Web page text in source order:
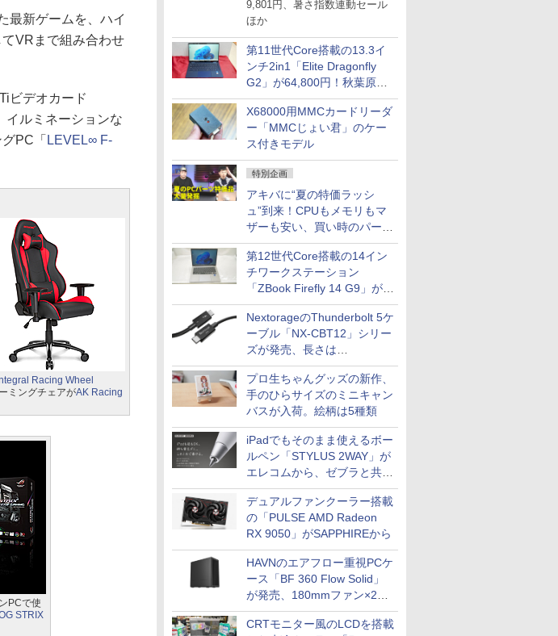
9,801円、暑さ指数連動セール
ほか
第11世代Core搭載の13.3イ
ンチ2in1「Elite Dragonfly
G2」が64,800円！秋葉原で
中古PCセール
X68000用MMCカードリーダ
ー「MMCじょい君」のケー
ス付きモデル
特別企画
アキバに“夏の特価ラッシ
ュ”到来！CPUもメモリもマ
ザーも安い、買い時のパーツ
は？【8月7日(金)22時配信】
第12世代Core搭載の14イン
チワークステーション
「ZBook Firefly 14 G9」が
79,800円！秋葉原で中古PC
セール
NextorageのThunderbolt 5ケ
ーブル「NX-CBT12」シリー
ズが発売、長さは
30cm/50cm/1mの3種類
プロ生ちゃんグッズの新作、
手のひらサイズのミニキャン
バスが入荷。絵柄は5種類
iPadでもそのまま使えるボー
ルペン「STYLUS 2WAY」が
エレコムから、ゼブラと共同
開発
デュアルファンクーラー搭載
の「PULSE AMD Radeon
RX 9050」がSAPPHIREから
HAVNのエアフロー重視PCケ
ース「BF 360 Flow Solid」
が発売、180mmファン×2搭
載
CRTモニター風のLCDを搭載
最新ゲームを、ハイ
VRまで組み合わせ
ビデオカード
イルミネーションな
PC「 LEVEL∞ F-
Racing Wheel
ミングチェアがAK Racing
PCで使
STRIX